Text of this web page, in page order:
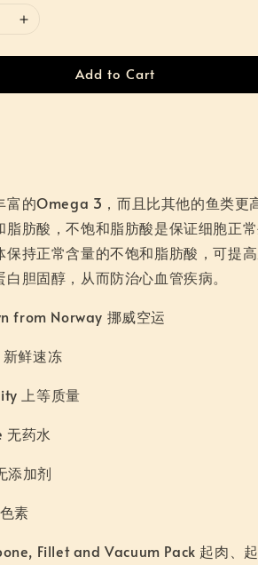
Add to Cart
富的Omega 3，而且比其他的鱼类更
脂肪酸，不饱和脂肪酸是保证细胞正
保持正常含量的不饱和脂肪酸，可提
胆固醇，从而防治心血管疾病。
from Norway 挪威空运
鲜速冻
上等质量
药水
添加剂
素
Fillet and Vacuum Pack 起肉、